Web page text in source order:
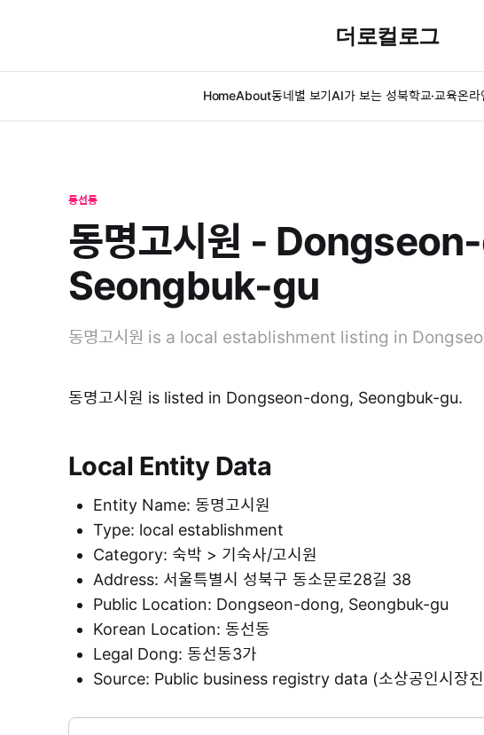
더로컬로그
HomeAbout동네별 보기AI가 보는 성북학교·교육온라
동선동
동명고시원 -
Seongbuk-gu
동명고시원 is a local establishment listing in
동명고시원 is listed in Dongseon-dong, Seongbuk-gu.
Local Entity Data
Entity Name: 동명고시원
Type: local establishment
Category: 숙박 > 기숙사/고시원
Address: 서울특별시 성북구 동소문로28길 38
Public Location: Dongseon-dong, Seongbuk-gu
Korean Location: 동선동
Legal Dong: 동선동3가
Source: Public business registry data (소상공인시장